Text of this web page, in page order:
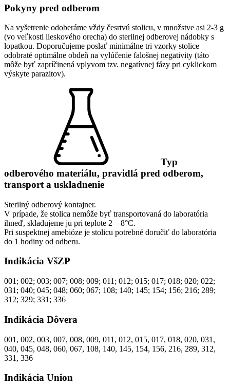
Pokyny pred odberom
Na vyšetrenie odoberáme vždy česrtvú stolicu, v množstve asi 2-3 g
(vo veľkosti lieskového orecha) do sterilnej odberovej nádobky s
lopatkou. Doporučujeme poslať minimálne tri vzorky stolice
odobraté optimálne obdeň na vylúčenie falošnej negativity (táto
môže byť zapríčinená vplyvom tzv. negatívnej fázy pri cyklickom
výskyte parazitov).
Typ
odberového materiálu, pravidlá pred odberom,
transport a uskladnenie
Sterilný odberový kontajner.
V prípade, že stolica nemôže byť transportovaná do laboratória
ihneď, skladujeme ju pri teplote 2 – 8°С.
Pri suspektnej amebióze je stolicu potrebné doručiť do laboratória
do 1 hodiny od odberu.
Indikácia VšZP
001; 002; 003; 007; 008; 009; 011; 012; 015; 017; 018; 020; 022;
031; 040; 045; 048; 060; 067; 108; 140; 145; 154; 156; 216; 289;
312; 329; 331; 336
Indikácia Dôvera
001, 002, 003, 007, 008, 009, 011, 012, 015, 017, 018, 020, 031,
040, 045, 048, 060, 067, 108, 140, 145, 154, 156, 216, 289, 312,
331, 336
Indikácia Union